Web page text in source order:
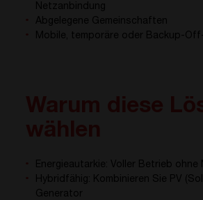
Netzanbindung
Abgelegene Gemeinschaften
Mobile, temporäre oder Backup-
Energieautarkie: Voller Betrieb
Hybridfähig: Kombinieren Sie PV
Generator